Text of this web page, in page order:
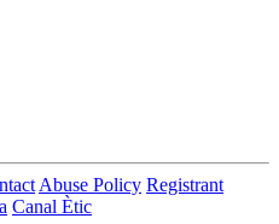
Abuse Policy Registrant
Canal Ètic